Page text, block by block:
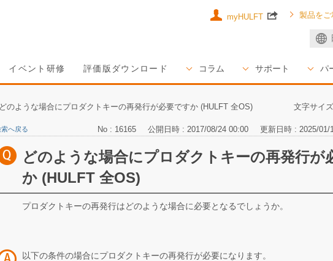
イベント研修 評価版ダウンロード コラム サポート パ
myHULFT 製品をご
文字サイ
どのような場合にプロダクトキーの再発行が必要ですか (HULFT 全OS)
索へ戻る No : 16165 公開日時 : 2017/08/24 00:00 更新日時 : 2025/01/
どのような場合にプロダクトキーの再発行が
か (HULFT 全OS)
プロダクトキーの再発行はどのような場合に必要となるでしょうか。
以下の条件の場合にプロダクトキーの再発行が必要になります。